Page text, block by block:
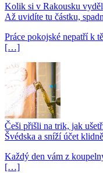
Kolik si v Rakousku
Až uvidíte tu částku,
Práce pokojské nepatří k
[…]
Češi přišli na trik, jak
Švédska a sníží účet
Každý den vám z
[…]